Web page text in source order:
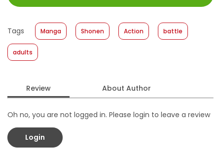
Size
:
11,4 x 17,2
Format
: Softcover
Tags Manga Shonen Action battle
adults
Review About Author
Oh no, you are not logged in. Please login to leave a review
Login